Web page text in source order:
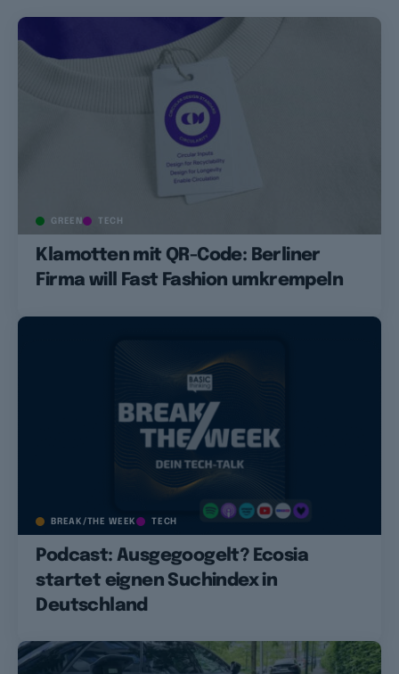
GREEN TECH
Klamotten mit QR-Code: Berliner
Firma will Fast Fashion umkrempeln
BREAK/THE WEEK TECH
Podcast: Ausgegoogelt? Ecosia
startet eignen Suchindex in
Deutschland